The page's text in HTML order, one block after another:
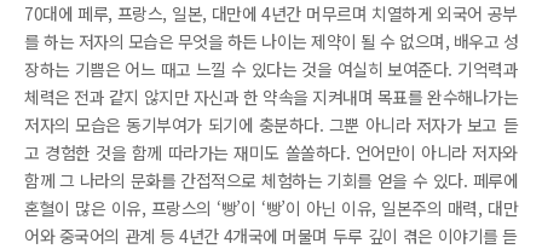
70대에 페루, 프랑스, 일본, 대만에 4년간 머무르며 치열하게 외국어 공부
를 하는 저자의 모습은 무엇을 하든 나이는 제약이 될 수 없으며, 배우고 성
장하는 기쁨은 어느 때고 느낄 수 있다는 것을 여실히 보여준다. 기억력과
체력은 전과 같지 않지만 자신과 한 약속을 지켜내며 목표를 완수해나가는
저자의 모습은 동기부여가 되기에 충분하다. 그뿐 아니라 저자가 보고 듣
고 경험한 것을 함께 따라가는 재미도 쏠쏠하다. 언어만이 아니라 저자와
함께 그 나라의 문화를 간접적으로 체험하는 기회를 얻을 수 있다. 페루에
혼혈이 많은 이유, 프랑스의 ‘빵’이 ‘빵’이 아닌 이유, 일본주의 매력, 대만
어와 중국어의 관계 등 4년간 4개국에 머물며 두루 깊이 겪은 이야기를 듣